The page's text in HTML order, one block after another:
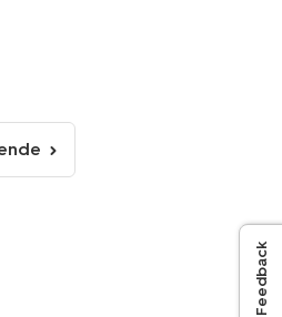
volgende
pagina
Feedback